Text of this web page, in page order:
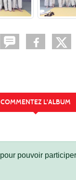
COMMENTEZ L'ALBUM
pour pouvoir